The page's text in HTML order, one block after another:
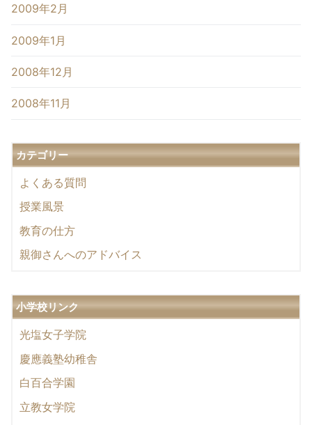
2009年2月
2009年1月
2008年12月
2008年11月
カテゴリー
よくある質問
授業風景
教育の仕方
親御さんへのアドバイス
小学校リンク
光塩女子学院
慶應義塾幼稚舎
白百合学園
立教女学院